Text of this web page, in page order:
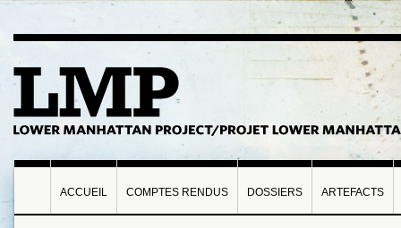
ACCUEIL COMPTES RENDUS DOSSIERS ARTEFACTS